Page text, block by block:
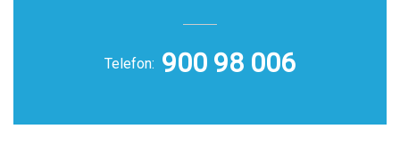
Telefon: 900 98 006